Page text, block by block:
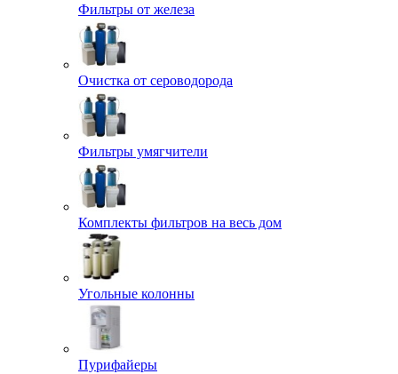
Фильтры от железа
Очистка от сероводорода
Фильтры умягчители
Комплекты фильтров на весь дом
Угольные колонны
Пурифайеры